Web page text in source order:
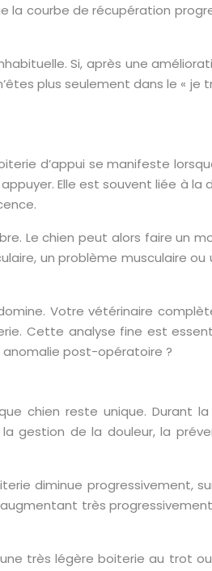
la courbe de récupération
Si, après une
plus seulement dans le « je
d’appui se manifeste
Elle est souvent liée à la
Le chien peut alors faire un
un problème musculaire ou
Votre vétérinaire
Cette analyse fine est
anomalie post-opératoire ?
chien reste unique. Durant
gestion de la douleur, la
diminue progressivement,
très
très légère boiterie au trot